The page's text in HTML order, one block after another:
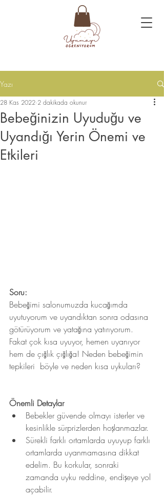
Yazı
Bebeğinizin Uyuduğu ve
Uyandığı Yerin Önemi ve
Etkileri
28 Kas 2022 2 dakikada okunur
Soru:
Bebeğimi salonumuzda kucağımda
uyutuyorum ve uyandıktan sonra odasına
götürüyorum ve yatağına yatırıyorum.
Fakat çok kısa uyuyor, hemen uyanıyor
hem de çığlık çığlığa! Neden bebeğimin
tepkileri  böyle ve neden kısa uykuları?
Önemli Detaylar
Bebekler güvende olmayı isterler ve
kesinlikle sürprizlerden hoşlanmazlar.
Sürekli farklı ortamlarda uyuyup farklı
ortamlarda uyanmamasına dikkat
edelim. Bu korkular, sonraki
zamanda uyku reddine, endişeye yol
açabilir.